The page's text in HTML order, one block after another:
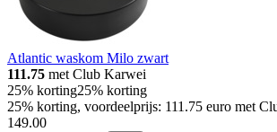
Atlantic waskom Milo zwart
111.75 met Club Karwei
25% korting25% korting
25% korting, voordeelprijs: 111.75 euro met
149.00